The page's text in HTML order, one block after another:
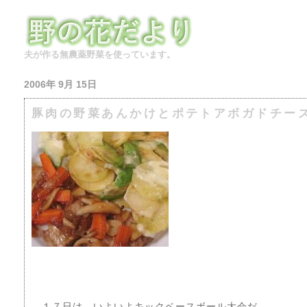
夫が作る無農薬野菜を使っています。
2006年 9月 15日
豚肉の野菜あんかけとポテトアボガドチー